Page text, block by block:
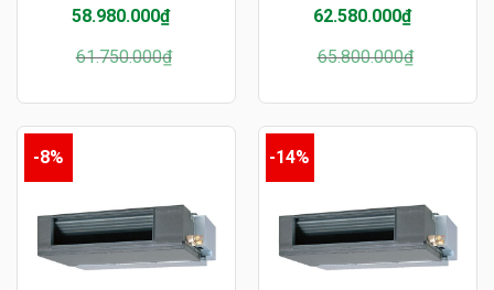
61.750.000₫
Giá
gốc
61.750.000₫.
58.980.000₫
Giá
hiện
là:
58.980.000₫.
65.800.000₫
Giá
gốc
65.800.000₫.
62.580.000₫
Giá
hiện
là:
62.580.000₫.
-8% -14%